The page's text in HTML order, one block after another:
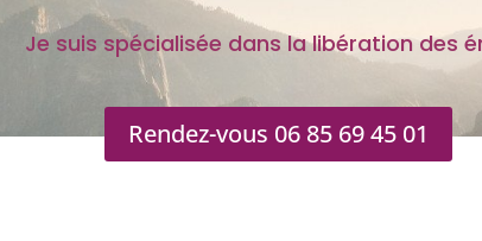
spécialisée dans la libération des
Rendez-vous 06 85 69 45 01